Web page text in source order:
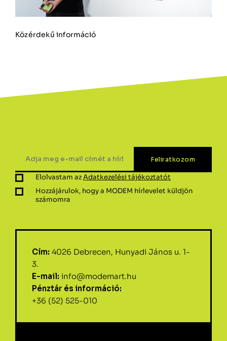
Közérdekű információ
Elolvastam azAdatkezelési tájékoztatót
Hozzájárulok, hogy a MODEM hírlevelet küldjön
számomra
Cím: 4026 Debrecen, Hunyadi János u. 1-
3.
E-mail: info@modemart.hu
Pénztár és információ:
+36 (52) 525-010